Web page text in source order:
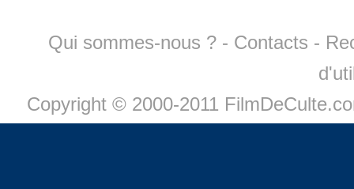
Qui sommes-nous ? - Contacts -
Copyright © 2000-2011